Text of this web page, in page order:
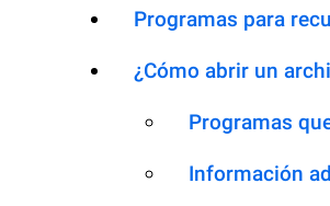
Programas para
¿Cómo abrir un
Programas
Información